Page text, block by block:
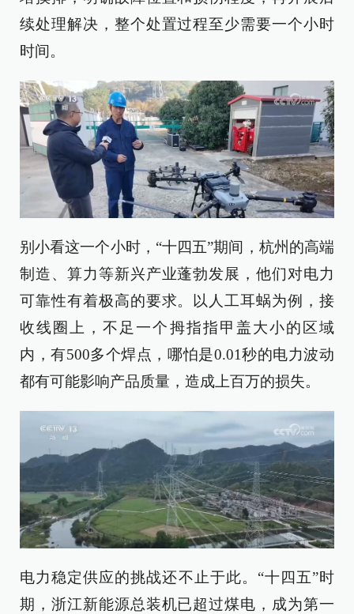
续处理解决，整个处置过程至少需要一个小时
时间。
别小看这一个小时，“十四五”期间，杭州的高端
制造、算力等新兴产业蓬勃发展，他们对电力
可靠性有着极高的要求。以人工耳蜗为例，接
收线圈上，不足一个拇指指甲盖大小的区域
内，有500多个焊点，哪怕是0.01秒的电力波动
都有可能影响产品质量，造成上百万的损失。
电力稳定供应的挑战还不止于此。“十四五”时
期，浙江新能源总装机已超过煤电，成为第一